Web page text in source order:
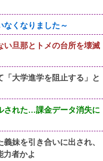
なくなりました～
い旦那とトメの台所を壊滅
大学進学を阻止する」と
された…課金データ消失に
妹を引き合いに出され、
力者かよ